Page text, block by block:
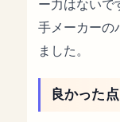
ー力はないで
手メーカーの
ました。
良かった点